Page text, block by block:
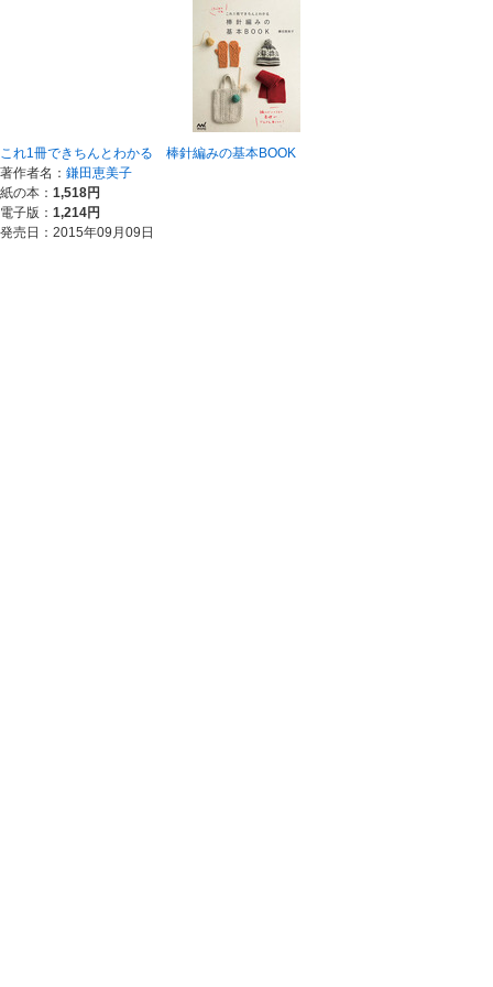
これ1冊できちんとわかる 棒針編みの基本BOOK
著作者名： 鎌田恵美子
紙の本： 1,518円
電子版： 1,214円
発売日：2015年09月09日